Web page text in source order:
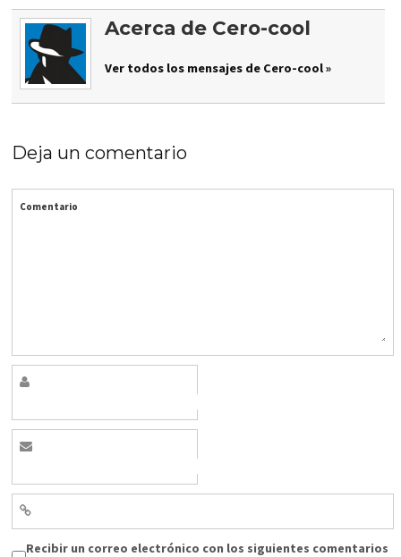
Acerca de Cero-cool
Ver todos los mensajes de Cero-cool »
Deja un comentario
Comentario
Recibir un correo electrónico con los siguientes comentarios